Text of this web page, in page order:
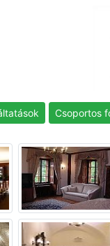
Csoportos